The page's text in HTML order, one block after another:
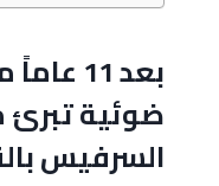
بعد
ضوئية
السرفيس